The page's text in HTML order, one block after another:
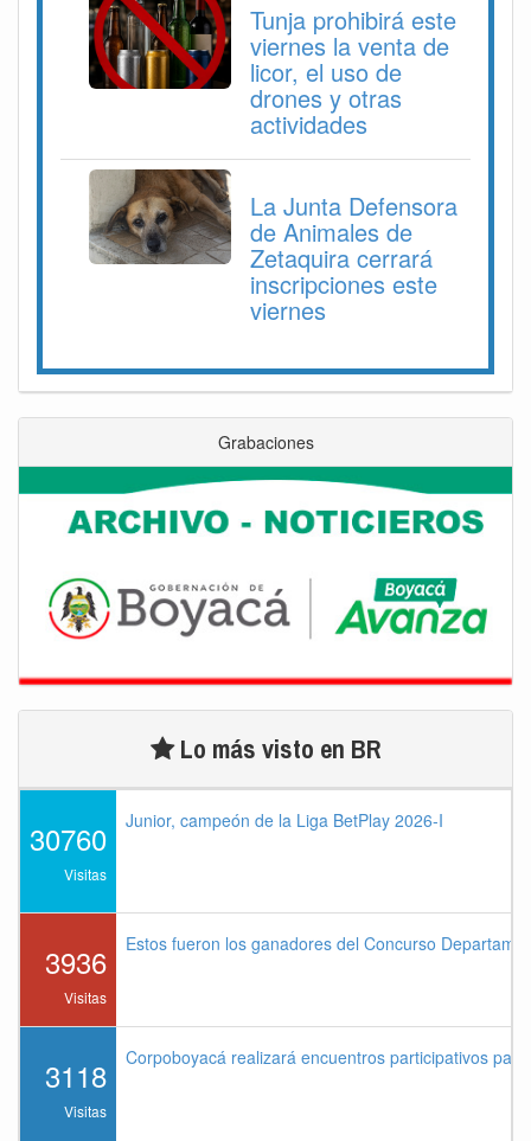
Tunja prohibirá este
viernes la venta de
licor, el uso de
drones y otras
actividades
La Junta Defensora
de Animales de
Zetaquira cerrará
inscripciones este
viernes
Grabaciones
Lo más visto en BR
30760
Visitas
Junior, campeón de la Liga BetPlay 2026-I
3936
Visitas
Estos fueron los ganadores del Concurso
3118
Visitas
Corpoboyacá realizará encuentros participativos